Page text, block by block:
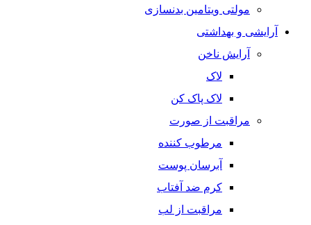
مولتی ویتامین بدنسازی
آرایشی و بهداشتی
آرایش ناخن
لاک
لاک پاک کن
مراقبت از صورت
مرطوب کننده
آبرسان پوست
کرم ضد آفتاب
مراقبت از لب